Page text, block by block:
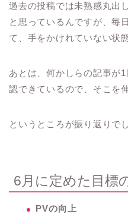
過去の投稿では未熟感丸出
と思っているんですが、毎
て、手をかけれていない状
あとは、何かしらの記事が
認できているので、そこを
というところが振り返りで
6月に定めた目標
PVの向上